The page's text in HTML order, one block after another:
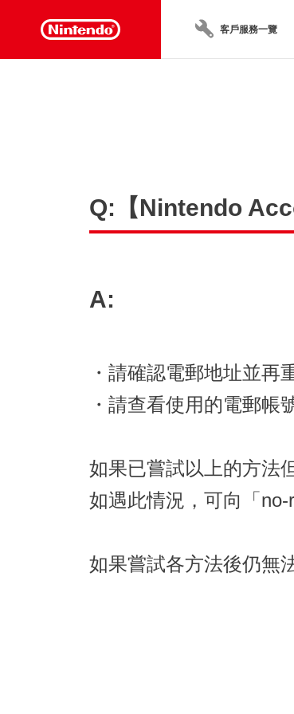
客戶服務一覽
Q:【Nintendo
A:
・請確認電郵地址並再
・請查看使用的電郵帳
如果已嘗試以上的方法
如遇此情況，可向「
如果嘗試各方法後仍無